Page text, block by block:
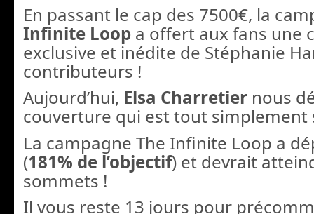
En passant le cap des 7500€, la
Infinite Loop a offert aux fans une
exclusive et inédite de Stéphanie
contributeurs !
Aujourd’hui, Elsa Charretier nous
couverture qui est tout simplement
La campagne The Infinite Loop a
(181% de l’objectif) et devrait
sommets !
Il vous reste 13 jours pour